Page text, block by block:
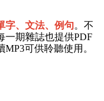
字、文法、例句。不
一期雜誌也提供PDF
可供聆聽使用。